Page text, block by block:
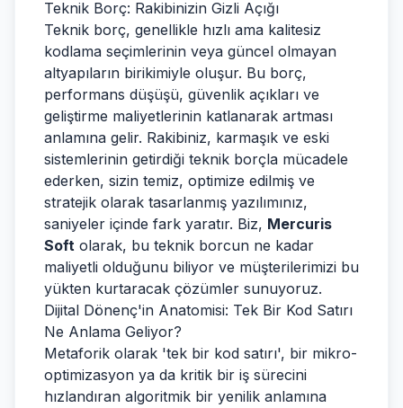
Teknik Borç: Rakibinizin Gizli Açığı
Teknik borç, genellikle hızlı ama kalitesiz
kodlama seçimlerinin veya güncel olmayan
altyapıların birikimiyle oluşur. Bu borç,
performans düşüşü, güvenlik açıkları ve
geliştirme maliyetlerinin katlanarak artması
anlamına gelir. Rakibiniz, karmaşık ve eski
sistemlerinin getirdiği teknik borçla mücadele
ederken, sizin temiz, optimize edilmiş ve
stratejik olarak tasarlanmış yazılımınız,
saniyeler içinde fark yaratır. Biz, Mercuris
Soft olarak, bu teknik borcun ne kadar
maliyetli olduğunu biliyor ve müşterilerimizi bu
yükten kurtaracak çözümler sunuyoruz.
Dijital Dönenç'in Anatomisi: Tek Bir Kod Satırı
Ne Anlama Geliyor?
Metaforik olarak 'tek bir kod satırı', bir mikro-
optimizasyon ya da kritik bir iş sürecini
hızlandıran algoritmik bir yenilik anlamına